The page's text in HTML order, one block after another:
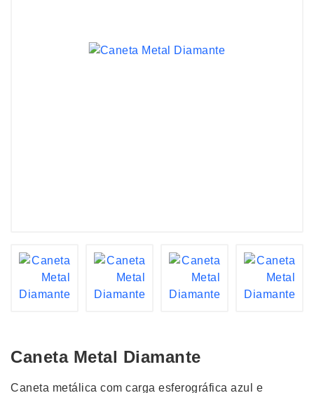
Caneta Metal Diamante
Caneta metálica com carga esferográfica azul e